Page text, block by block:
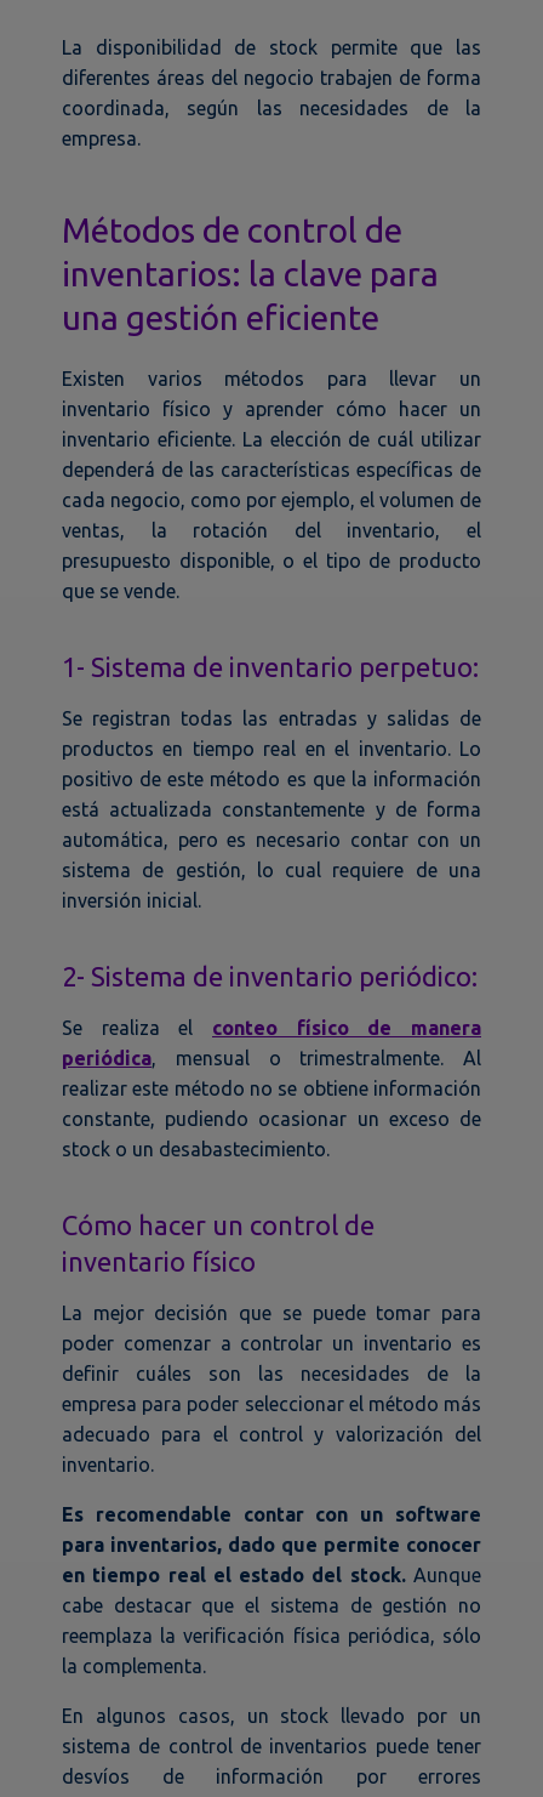
La disponibilidad de stock permite que las
diferentes áreas del negocio trabajen de forma
coordinada, según las necesidades de la
empresa.
Métodos de control de
inventarios: la clave para
una gestión eficiente
Existen varios métodos para llevar un
inventario físico y aprender cómo hacer un
inventario eficiente. La elección de cuál utilizar
dependerá de las características específicas de
cada negocio, como por ejemplo, el volumen de
ventas, la rotación del inventario, el
presupuesto disponible, o el tipo de producto
que se vende.
1- Sistema de inventario perpetuo:
Se registran todas las entradas y salidas de
productos en tiempo real en el inventario. Lo
positivo de este método es que la información
está actualizada constantemente y de forma
automática, pero es necesario contar con un
sistema de gestión, lo cual requiere de una
inversión inicial.
2- Sistema de inventario periódico:
Se realiza el conteo físico de manera
periódica, mensual o trimestralmente. Al
realizar este método no se obtiene información
constante, pudiendo ocasionar un exceso de
stock o un desabastecimiento.
Cómo hacer un control de
inventario físico
La mejor decisión que se puede tomar para
poder comenzar a controlar un inventario es
definir cuáles son las necesidades de la
empresa para poder seleccionar el método más
adecuado para el control y valorización del
inventario.
Es recomendable contar con un software
para inventarios, dado que permite conocer
en tiempo real el estado del stock.Aunque
cabe destacar que el sistema de gestión no
reemplaza la verificación física periódica, sólo
la complementa.
En algunos casos, un stock llevado por un
sistema de control de inventarios puede tener
desvíos de información por errores